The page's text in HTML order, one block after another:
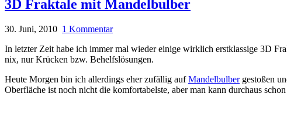
3D Fraktale mit Mandelbulber
30. Juni, 2010 1 Kommentar
In letzter Zeit habe ich immer mal wieder einige wirklich erstklassige 3D
nix, nur Krücken bzw. Behelfslösungen.
Heute Morgen bin ich allerdings eher zufällig aufMandelbulbergestoßen
Oberfläche ist noch nicht die komfortabelste, aber man kann durchaus